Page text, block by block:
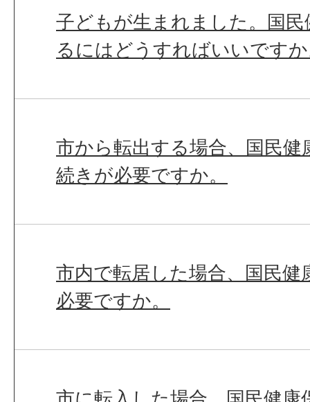
子どもが生まれました。国
るにはどうすればいいです
市から転出する場合、国民健
続きが必要ですか。
市内で転居した場合、国民健
必要ですか。